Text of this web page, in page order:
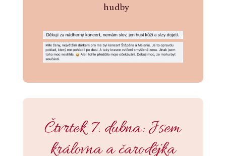
hudby
Čtvrtek 7. dubna: Jsem
královna a čarodějka